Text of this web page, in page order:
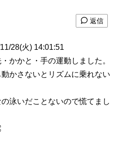
返信
28(火) 14:01:51
かかと・手の運動しました。
かさないとリズムに乗れない
泳いだことないので慌てまし